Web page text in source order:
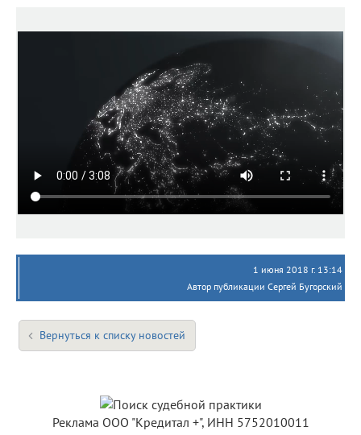
1 июня 2018 г. 13:14
Автор публикации Сергей Бугорский
Вернуться к списку новостей
Реклама ООО "Кредитал +", ИНН 5752010011